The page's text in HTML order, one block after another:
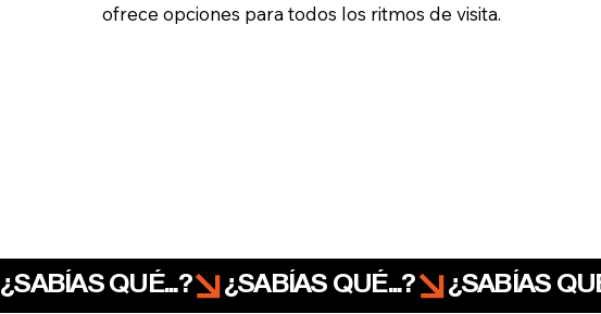
ofrece opciones para todos los ritmos de visita.
¿SABÍAS QUÉ...?